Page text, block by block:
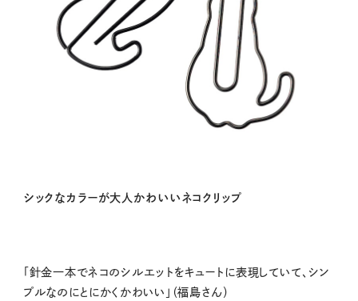
シックなカラーが大人かわいいネコクリップ
「針金一本でネコのシルエットをキュートに表現していて、シン
プルなのにとにかくかわいい」（福島さん）